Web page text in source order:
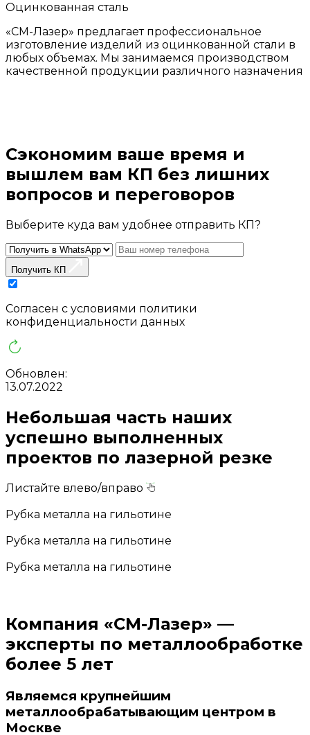
Оцинкованная сталь
«СМ-Лазер» предлагает профессиональное
изготовление изделий из оцинкованной стали в
любых объемах. Мы занимаемся производством
качественной продукции различного назначения
Сэкономим ваше время и
вышлем вам КП без лишних
вопросов и переговоров
Выберите куда вам удобнее отправить КП?
Получить КП
Cогласен с условиями политики
конфиденциальности данных
Обновлен:
13.07.2022
Небольшая часть наших
успешно выполненных
проектов по лазерной резке
Листайте влево/вправо
Рубка металла на гильотине
Рубка металла на гильотине
Рубка металла на гильотине
Компания «СМ-Лазер» —
эксперты по металлообработке
более 5 лет
Являемся крупнейшим
металлообрабатывающим центром в
Москве